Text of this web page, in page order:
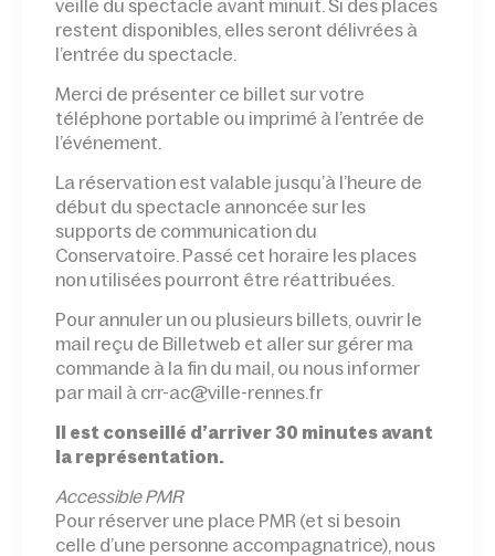
veille du spectacle avant minuit. Si des places
restent disponibles, elles seront délivrées à
l’entrée du spectacle.
Merci de présenter ce billet sur votre
téléphone portable ou imprimé à l’entrée de
l’événement.
La réservation est valable jusqu’à l’heure de
début du spectacle annoncée sur les
supports de communication du
Conservatoire. Passé cet horaire les places
non utilisées pourront être réattribuées.
Pour annuler un ou plusieurs billets, ouvrir le
mail reçu de Billetweb et aller sur gérer ma
commande à la fin du mail, ou nous informer
par mail à crr-ac@ville-rennes.fr
Il est conseillé d’arriver 30 minutes avant
la représentation.
Accessible PMR
Pour réserver une place PMR (et si besoin
celle d’une personne accompagnatrice), nous